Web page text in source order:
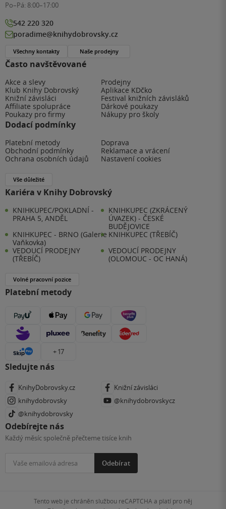
Často navštěvované
Akce a slevy
Prodejny
Klub Knihy Dobrovský
Aplikace KDčko
Knižní závisláci
Festival knižních závisláků
Affiliate spolupráce
Dárkové poukazy
Poukazy pro firmy
Nákupy pro školy
Dodací podmínky
Platební metody
Doprava
Obchodní podmínky
Reklamace a vrácení
Ochrana osobních údajů
Nastavení cookies
Vše důležité
Kariéra v Knihy Dobrovský
KNIHKUPEC/POKLADNÍ -
PRAHA 5, ANDĚL
KNIHKUPEC (ZKRÁCENÝ
ÚVAZEK) - ČESKÉ
BUDĚJOVICE
KNIHKUPEC - BRNO (Galerie
Vaňkovka)
KNIHKUPEC (TŘEBÍČ)
VEDOUCÍ PRODEJNY
(TŘEBÍČ)
VEDOUCÍ PRODEJNY
(OLOMOUC - OC HANÁ)
Volné pracovní pozice
Platební metody
+ 17
Sledujte nás
KnihyDobrovsky.cz
Knižní závisláci
knihydobrovsky
@knihydobrovskycz
@knihydobrovsky
Odebírejte nás
Každý měsíc společně přečteme tisíce knih
Odebírat
Po–Pá: 8:00–17:00
542 220 320
poradime@knihydobrovsky.cz
Všechny kontakty Naše prodejny
Tento web je chráněn službou reCAPTCHA a platí pro něj